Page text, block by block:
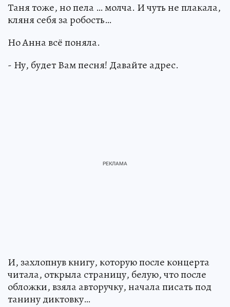
Таня тоже, но пела … молча. И чуть не плакала,
кляня себя за робость…
Но Анна всё поняла.
- Ну, будет Вам песня! Давайте адрес.
И, захлопнув книгу, которую после концерта
читала, открыла страницу, белую, что после
обложки, взяла авторучку, начала писать под
танину диктовку…